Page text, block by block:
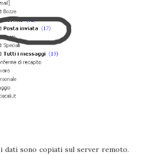
dati sono copiati sul server remoto.